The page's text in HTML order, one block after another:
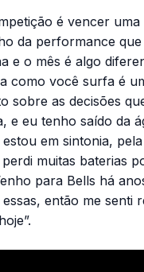
é vencer
da performance
e o mês é algo
como você surfa é
sobre as decisões
e eu tenho saído da
em sintonia,
muitas baterias
para Bells há
então me senti